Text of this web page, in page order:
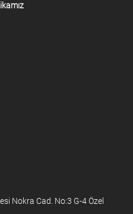
Nokra Cad. No:3 G-4 Özel